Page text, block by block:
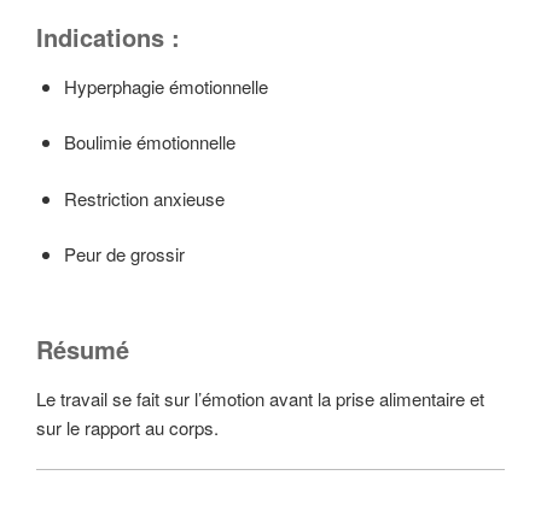
Indications :
Hyperphagie émotionnelle
Boulimie émotionnelle
Restriction anxieuse
Peur de grossir
Résumé
Le travail se fait sur l’émotion avant la prise alimentaire et
sur le rapport au corps.